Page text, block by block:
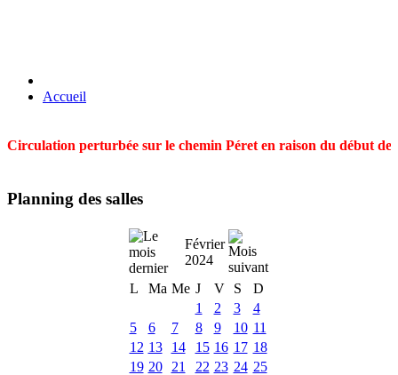
Accueil
Circulation perturbée sur le chemin Péret en raison du début
Planning des salles
Février
2024
L
Ma Me J V S
D
1
2 3
4
5
6 7 8 9 10 11
12 13 14 15 16 17 18
19 20 21 22 23 24 25